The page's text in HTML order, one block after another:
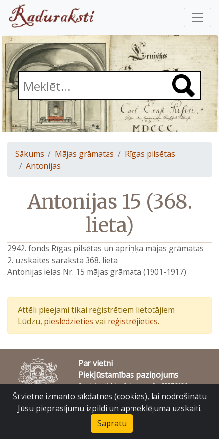
Sākums Mājas grāmatas
Rīgas pilsētas
Antonijas
Antonijas 15 (368.
lieta)
2942. fonds Rīgas pilsētas un apriņķa mājas grāmatas
2. uzskaites saraksta 368. lieta
Antonijas ielas Nr. 15 mājas grāmata (1901-1917)
Attēli pieejami tikai reģistrētiem lietotājiem.
Lūdzu, pieslēdzieties vai reģistrējieties.
Par vietni
Piekļūstamības paziņojums
© Latvijas Valsts vēstures arhīvs 2007-2026
Slokas iela 16, Rīga, LV – 1048
Šī vietne izmanto sīkdatnes (cookies), lai nodrošinātu
Jūsu pieprasījumu izpildi un apmeklējuma uzskaiti.
Sapratu